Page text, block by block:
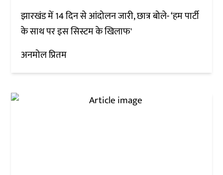
झारखंड में 14 दिन से आंदोलन जारी, छात्र बोले- ‘हम पार्टी
के साथ पर इस सिस्टम के खिलाफ'
अनमोल प्रितम